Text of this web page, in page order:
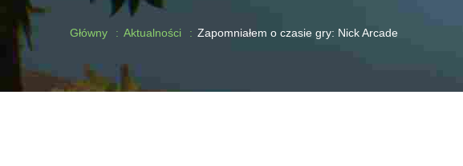
Główny Aktualności Zapomniałem o czasie gry: Nick Arcade